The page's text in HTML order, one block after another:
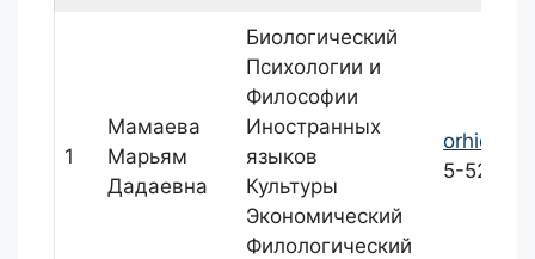
1
Мамаева
Марьям
Дадаевна
Биологический
Психологии и
Философии
Иностранных
языков
Культуры
Экономический
Филологический
5-52